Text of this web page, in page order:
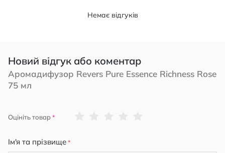
Немає відгуків
Новий відгук або коментар
Аромадифузор Revers Pure Essence Richness Rose
75 мл
Оцініть товар
Ім'я та прізвище